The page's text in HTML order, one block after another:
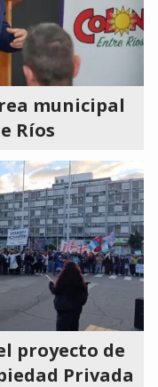
municipal
Ríos
proyecto de
Privada